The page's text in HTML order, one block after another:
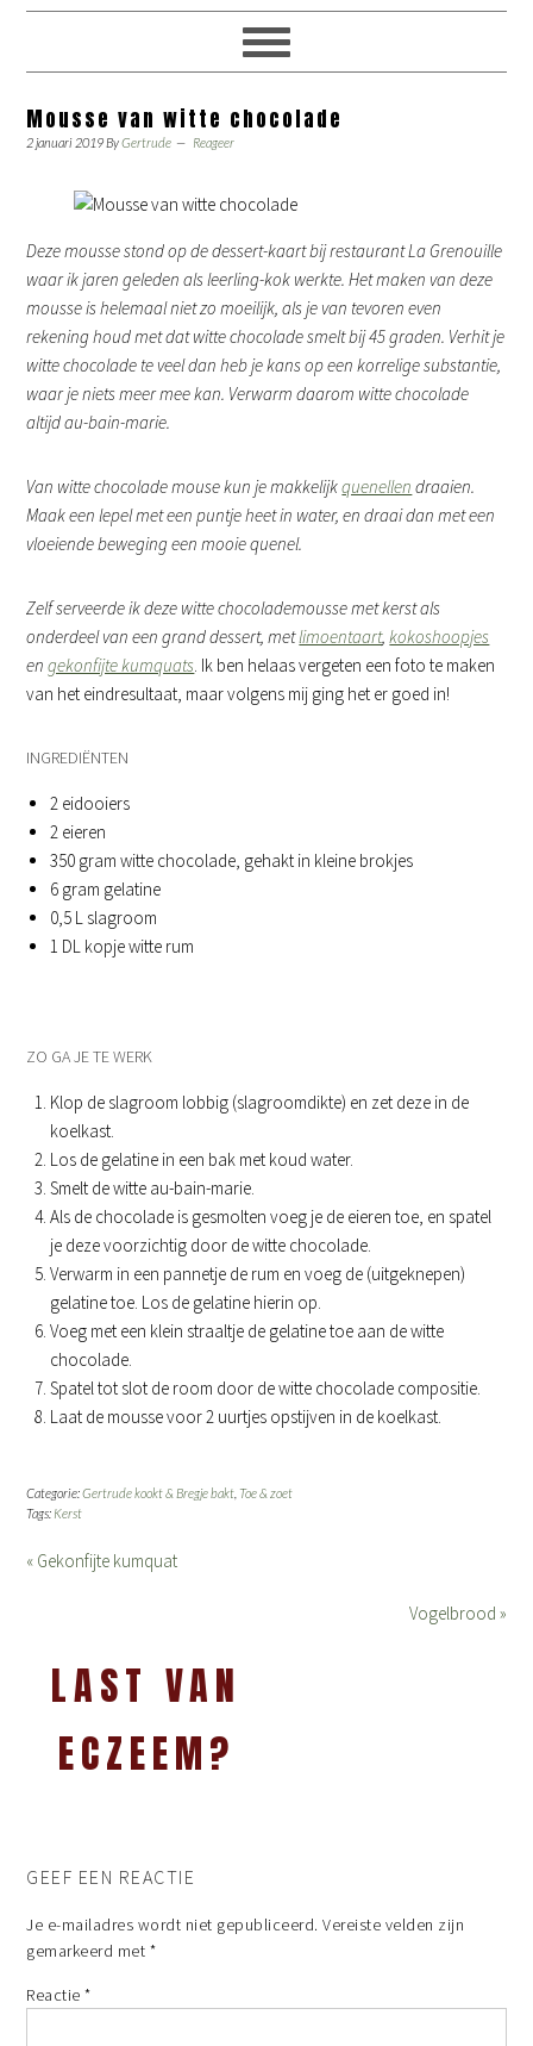
Mousse van witte chocolade
2 januari 2019ByGertrude Reageer
Deze mousse stond op de dessert-kaart bij restaurant La Grenouille
waar ik jaren geleden als leerling-kok werkte. Het maken van deze
mousse is helemaal niet zo moeilijk, als je van tevoren even
rekening houd met dat witte chocolade smelt bij 45 graden. Verhit je
witte chocolade te veel dan heb je kans op een korrelige substantie,
waar je niets meer mee kan. Verwarm daarom witte chocolade
altijd au-bain-marie.
Van witte chocolade mouse kun je makkelijkquenellen draaien.
Maak een lepel met een puntje heet in water, en draai dan met een
vloeiende beweging een mooie quenel.
Zelf serveerde ik deze witte chocolademousse met kerst als
onderdeel van een grand dessert, metlimoentaart,kokoshoopjes
engekonfijte kumquats. Ik ben helaas vergeten een foto te maken
van het eindresultaat, maar volgens mij ging het er goed in!
INGREDIËNTEN
2 eidooiers
2 eieren
350 gram witte chocolade, gehakt in kleine brokjes
6 gram gelatine
0,5 L slagroom
1 DL kopje witte rum
ZO GA JE TE WERK
Klop de slagroom lobbig (slagroomdikte) en zet deze in de
koelkast.
Los de gelatine in een bak met koud water.
Smelt de witte au-bain-marie.
Als de chocolade is gesmolten voeg je de eieren toe, en spatel
je deze voorzichtig door de witte chocolade.
Verwarm in een pannetje de rum en voeg de (uitgeknepen)
gelatine toe. Los de gelatine hierin op.
Voeg met een klein straaltje de gelatine toe aan de witte
chocolade.
Spatel tot slot de room door de witte chocolade compositie.
Laat de mousse voor 2 uurtjes opstijven in de koelkast.
Categorie:Gertrude kookt & Bregje bakt Toe & zoet
Tags: Kerst
« Gekonfijte kumquat
Vogelbrood »
LAST VAN
ECZEEM?
GEEF EEN REACTIE
Je e-mailadres wordt niet gepubliceerd. Vereiste velden zijn
gemarkeerd met *
Reactie*